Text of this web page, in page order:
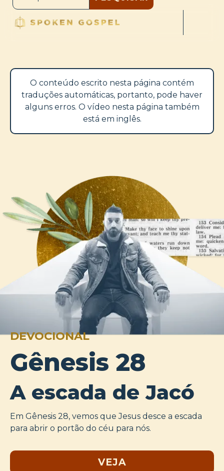
O conteúdo escrito nesta página contém
traduções automáticas, portanto, pode haver
alguns erros. O vídeo nesta página também
está em inglês.
DEVOCIONAL
Gênesis 28
A escada de Jacó
Em Gênesis 28, vemos que Jesus desce a escada
para abrir o portão do céu para nós.
VEJA